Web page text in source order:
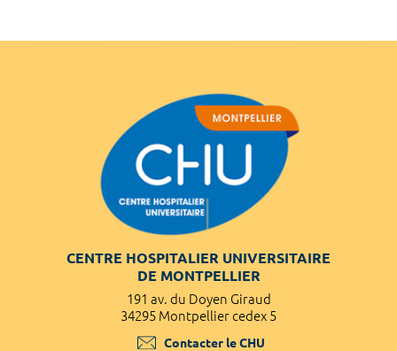
CENTRE HOSPITALIER UNIVERSITAIRE
DE MONTPELLIER
191 av. du Doyen Giraud
34295 Montpellier cedex 5
Contacter le CHU